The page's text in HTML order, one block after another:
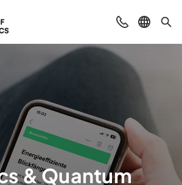
Beratung &
Sprache
& Quantum